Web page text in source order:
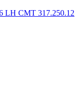
LH CMT 317.250.12